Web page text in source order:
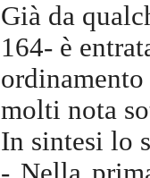
Già da
164- è
molti nota
In sintesi lo